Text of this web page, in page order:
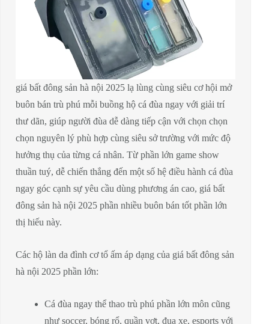
giá bất đông sản hà nội 2025 lạ lùng cùng siêu cơ hội mở
buôn bán trù phú mỗi buồng hộ cá đùa ngay với giải trí
thư dãn, giúp người đùa dễ dàng tiếp cận với chọn chọn
chọn nguyên lý phù hợp cùng siêu sở trường với mức độ
hưởng thụ của từng cá nhân. Từ phần lớn game show
thuần tuý, dễ chiến thắng đến một số hệ điều hành cá đùa
ngay góc cạnh sự yêu cầu dùng phương án cao, giá bất
đông sản hà nội 2025 phần nhiều buôn bán tốt phần lớn
thị hiếu này.
Các hộ làn da đình cơ tổ ấm áp dạng của giá bất đông sản
hà nội 2025 phần lớn:
Cá đùa ngay thể thao trù phú phần lớn môn cũng
như soccer, bóng rổ, quần vợt, đua xe, esports với